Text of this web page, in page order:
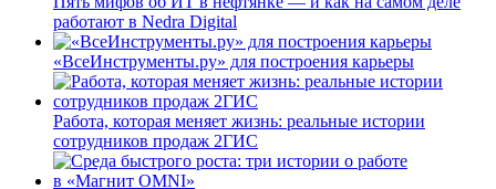
работают в Nedra Digital
«ВсеИнструменты.ру» для построения карьеры
Работа, которая меняет жизнь: реальные истории
сотрудников продаж 2ГИС